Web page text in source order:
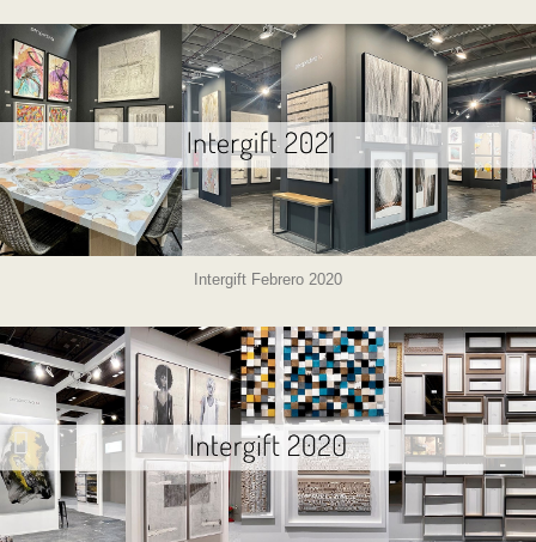
Intergift Febrero 2020